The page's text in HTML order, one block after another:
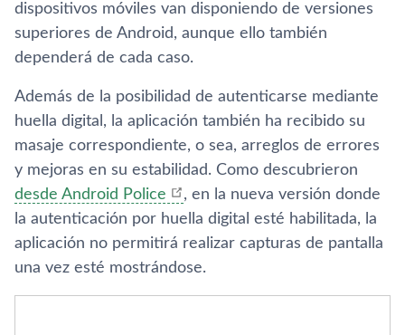
dispositivos móviles van disponiendo de versiones
superiores de Android, aunque ello también
dependerá de cada caso.
Además de la posibilidad de autenticarse mediante
huella digital, la aplicación también ha recibido su
masaje correspondiente, o sea, arreglos de errores
y mejoras en su estabilidad. Como descubrieron
desde Android Police
, en la nueva versión donde
la autenticación por huella digital esté habilitada, la
aplicación no permitirá realizar capturas de pantalla
una vez esté mostrándose.